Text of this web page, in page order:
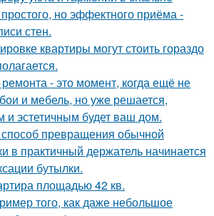
но эффектного приёма -
стен.
квартиры могут стоить гораздо
- это момент, когда ещё не
и мебель, но уже решается,
и эстетичным будет ваш дом.
превращения обычной
в практичный держатель начинается
бутылки.
площадью 42 кв.
того, как даже небольшое